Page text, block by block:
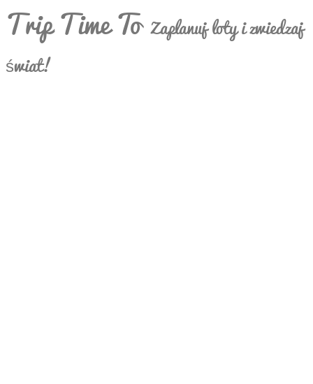
Trip Time To Zaplanuj loty i zwiedzaj
świat!